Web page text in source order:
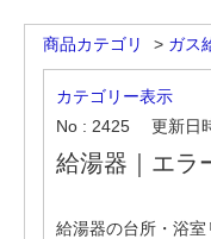
商品カテゴリ > ガス
カテゴリー表示
No : 2425
更新日
給湯器｜エラ
給湯器の台所・浴